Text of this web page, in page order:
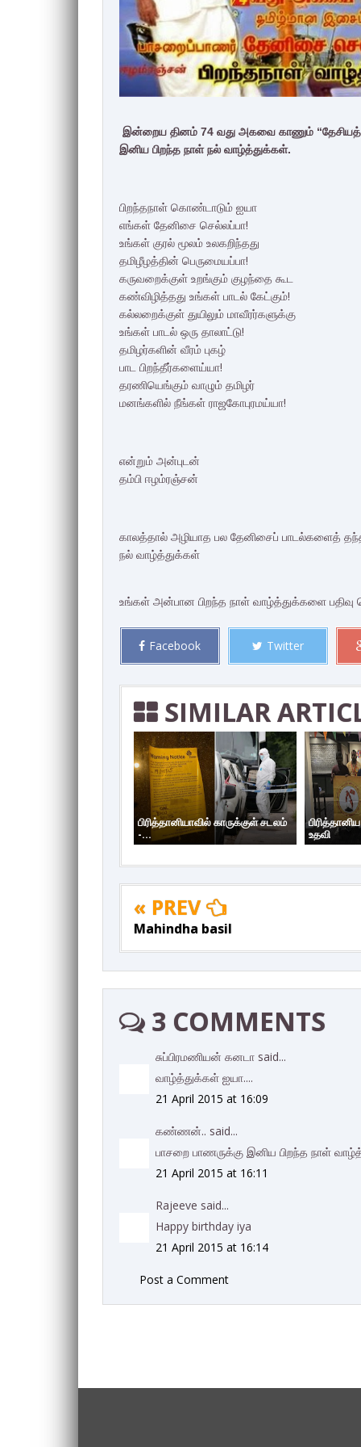
இன்றைய தினம் 74 வது அகவை காணும்
இனிய பிறந்த நாள் நல் வாழ்த்துக்கள்.
பிறந்தநாள் கொண்டாடும் ஐயா
எங்கள் தேனிசை செல்லப்பா!
உங்கள் குரல் மூலம் உலகறிந்தது
தமிழீழத்தின் பெருமையப்பா!
கருவறைக்குள் உறங்கும் குழந்தை கூட
கண்விழித்தது உங்கள் பாடல் கேட்கும்!
கல்லறைக்குள் துயிலும் மாவீரர்களுக்கு
உங்கள் பாடல் ஒரு தாலாட்டு!
தமிழர்களின் வீரம் புகழ்
பாட பிறந்தீர்களைய்யா!
தரணியெங்கும் வாழும் தமிழர்
மனங்களில் நீங்கள் ராஜகோபுரமய்யா!
என்றும் அன்புடன்
தம்பி ஈழம்ரஞ்சன்
காலத்தால் அழியாத பல தேனிசைப் பாடல்களைத்
நல் வாழ்த்துக்கள்
உங்கள் அன்பான பிறந்த நாள் வாழ்த்துக்களை பதிவு
Facebook Twitter
SIMILAR
பிரித்தானியாவில் காருக்குள் சடலம்
-...
உதவி
« PREV
Mahindha basil
3 COMMENTS
சுப்பிரமணியன் கனடா said...
வாழ்த்துக்கள் ஐயா....
21 April 2015 at 16:09
கண்ணன்.. said...
பாசறை பாணருக்கு இனிய பிறந்த நாள்
21 April 2015 at 16:11
Rajeeve said...
Happy birthday iya
21 April 2015 at 16:14
Post a Comment